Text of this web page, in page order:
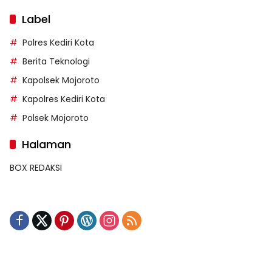
Label
Polres Kediri Kota
Berita Teknologi
Kapolsek Mojoroto
Kapolres Kediri Kota
Polsek Mojoroto
Halaman
BOX REDAKSI